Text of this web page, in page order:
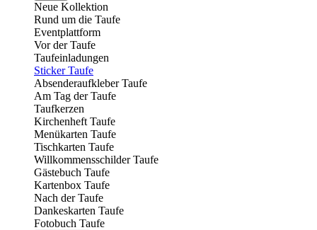
Neue Kollektion
Rund um die Taufe
Eventplattform
Vor der Taufe
Taufeinladungen
Sticker Taufe
Absenderaufkleber Taufe
Am Tag der Taufe
Taufkerzen
Kirchenheft Taufe
Menükarten Taufe
Tischkarten Taufe
Willkommensschilder Taufe
Gästebuch Taufe
Kartenbox Taufe
Nach der Taufe
Dankeskarten Taufe
Fotobuch Taufe